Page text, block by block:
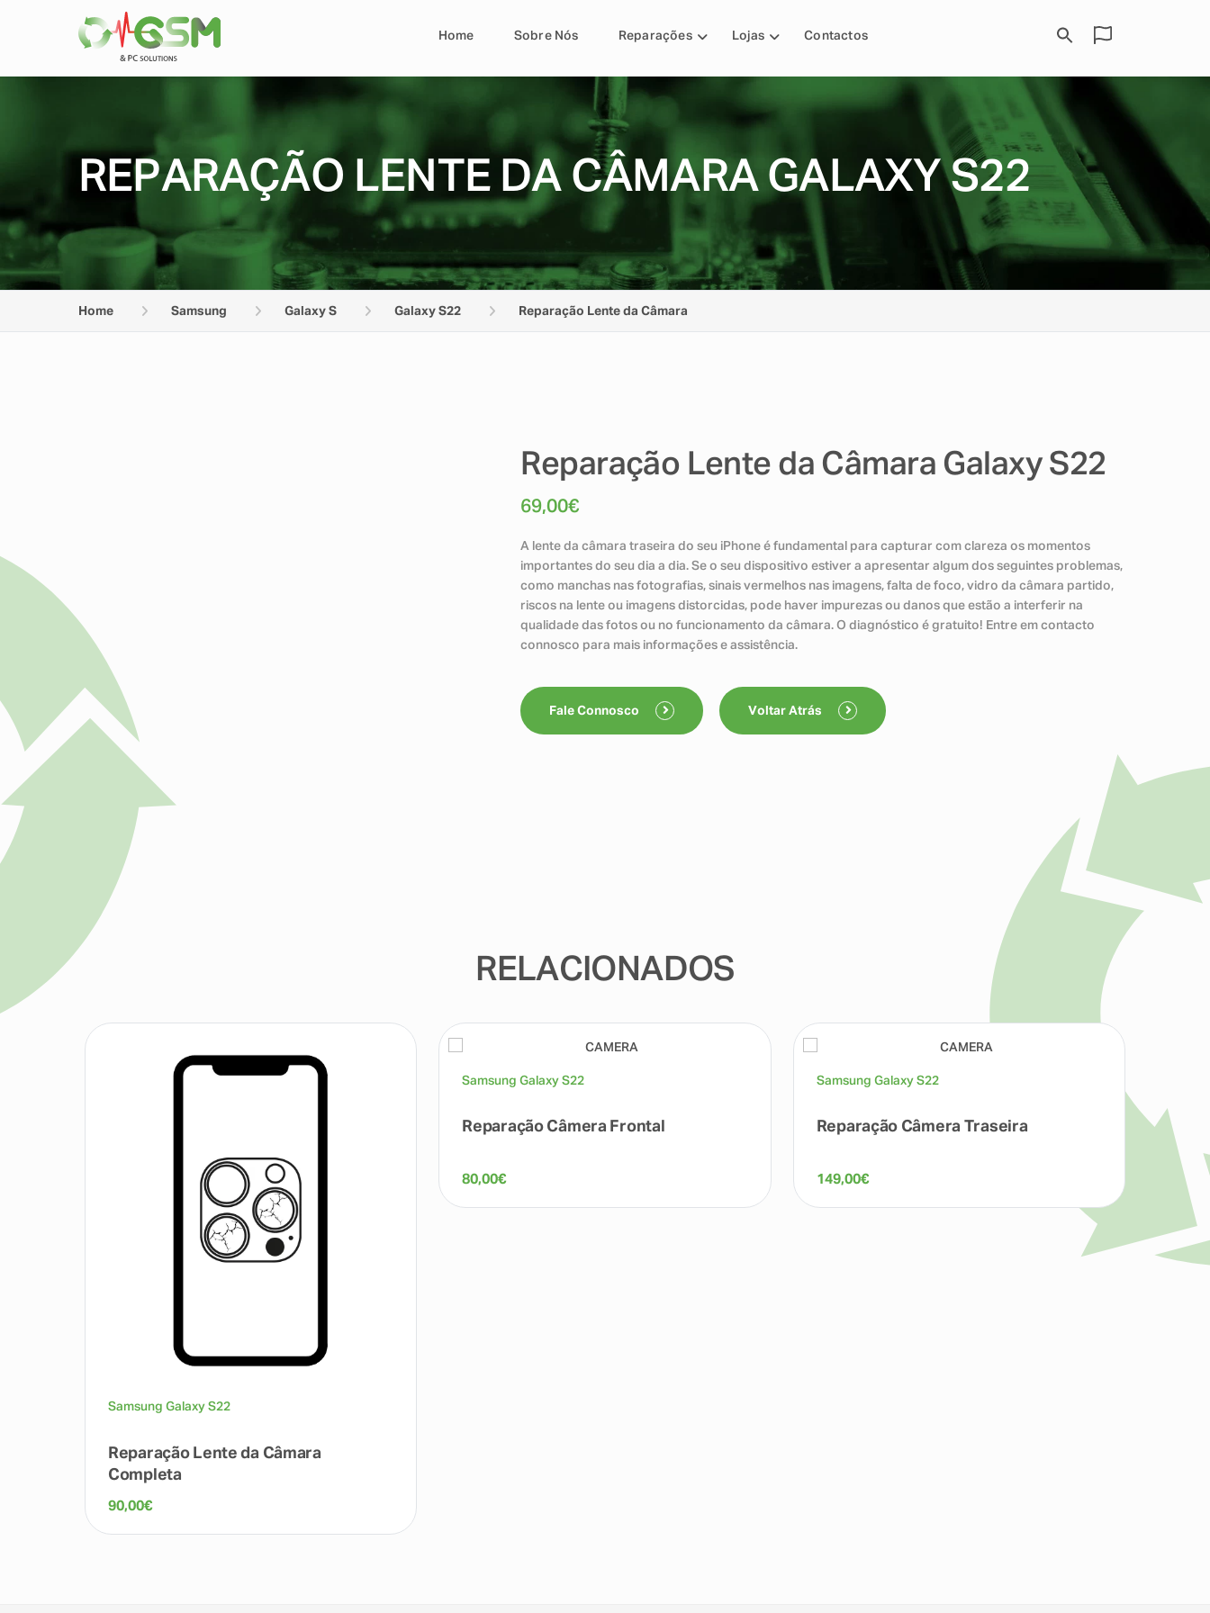
Home Sobre Nós Reparações Lojas Contactos
REPARAÇÃO LENTE DA CÂMARA GALAXY S22
Home Samsung Galaxy S Galaxy S22 Reparação Lente da Câmara
Reparação Lente da Câmara Galaxy S22
69,00€
A lente da câmara traseira do seu iPhone é fundamental para capturar com clareza os momentos
importantes do seu dia a dia. Se o seu dispositivo estiver a apresentar algum dos seguintes problemas,
como manchas nas fotografias, sinais vermelhos nas imagens, falta de foco, vidro da câmara partido,
riscos na lente ou imagens distorcidas, pode haver impurezas ou danos que estão a interferir na
qualidade das fotos ou no funcionamento da câmara. O diagnóstico é gratuito! Entre em contacto
connosco para mais informações e assistência.
Fale Connosco Voltar Atrás
RELACIONADOS
Samsung Galaxy S22
Reparação Lente da Câmara
Completa
90,00€
Samsung Galaxy S22
Reparação Câmera Frontal
80,00€
Samsung Galaxy S22
Reparação Câmera Traseira
149,00€ 80,00